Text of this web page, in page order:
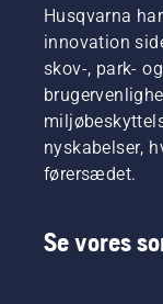
Svennung,
produktchef
for
håndholdt
elektrisk
udstyr
og
batterier
hos
Husqvarna
innovation
skov-, park-
nyskabelser,
førersædet.
Se vores